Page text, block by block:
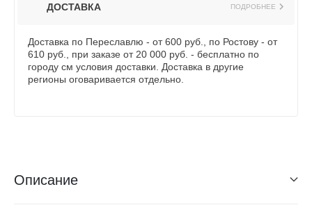
ДОСТАВКА ПОДРОБНЕЕ
Доставка по Переславлю - от 600 руб., по Ростову - от
610 руб., при заказе от 20 000 руб. - бесплатно по
городу см условия доставки. Доставка в другие
регионы оговаривается отдельно.
Описание